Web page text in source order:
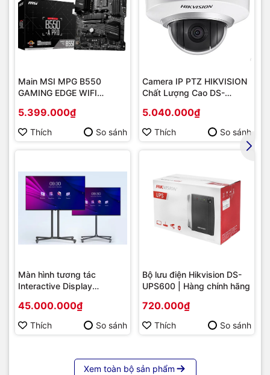
Main MSI MPG B550
GAMING EDGE WIFI
Socket AM4/ VGA
onboard)
5.399.000₫
Thích So sánh
Camera IP PTZ HIKVISION
Chất Lượng Cao DS-
5.040.000₫
Thích So sánh
Màn hình tương tác
Interactive Display
86 | Cấu hình cao cấp |
Hàng chính hãng
45.000.000₫
Thích So sánh
Bộ lưu điện Hikvision DS-
UPS600 | Hàng chính hãng
720.000₫
Thích So sánh
Xem toàn bộ sản phẩm